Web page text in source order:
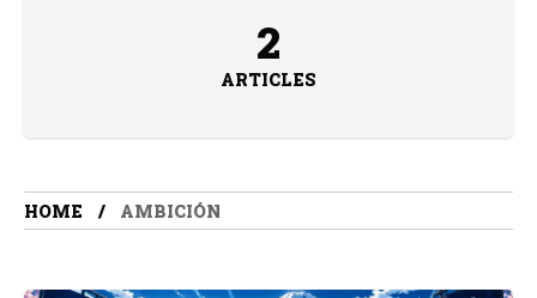
2
ARTICLES
HOME AMBICIÓN